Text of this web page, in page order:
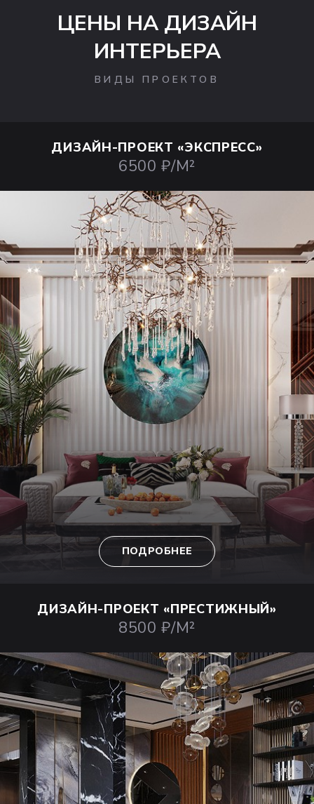
ЦЕНЫ НА ДИЗАЙН
ИНТЕРЬЕРА
ВИДЫ ПРОЕКТОВ
ДИЗАЙН-ПРОЕКТ «ЭКСПРЕСС»
6500 ₽/М²
ПОДРОБНЕЕ
ДИЗАЙН-ПРОЕКТ «ПРЕСТИЖНЫЙ»
8500 ₽/М²